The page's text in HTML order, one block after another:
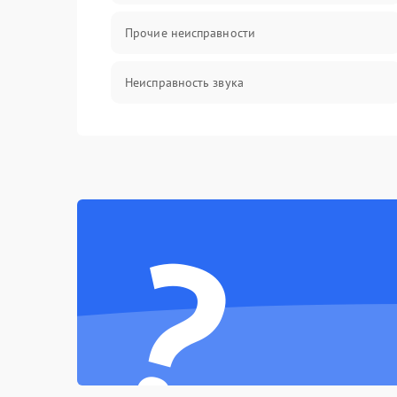
Прочие неисправности
Неисправность звука
?